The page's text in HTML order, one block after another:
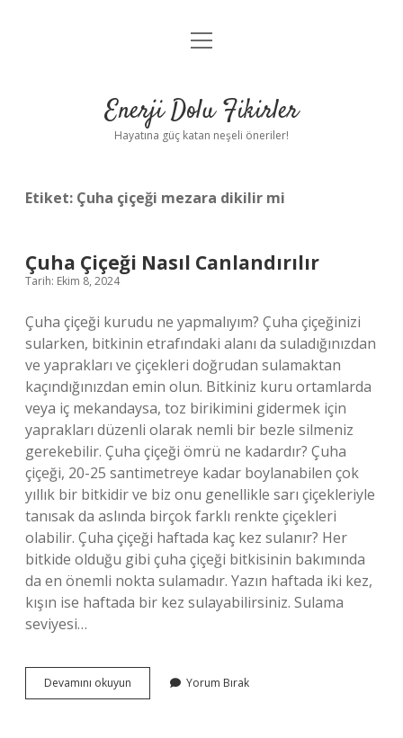
Anasayfa
Yasal Uyarı
menüyü
Enerji Dolu Fikirler
Hayatına güç katan neşeli öneriler!
Etiket: Çuha çiçeği mezara dikilir mi
Çuha Çiçeği Nasıl Canlandırılır
Tarih: Ekim 8, 2024
Çuha çiçeği kurudu ne yapmalıyım? Çuha çiçeğinizi
sularken, bitkinin etrafındaki alanı da suladığınızdan
ve yaprakları ve çiçekleri doğrudan sulamaktan
kaçındığınızdan emin olun. Bitkiniz kuru ortamlarda
veya iç mekandaysa, toz birikimini gidermek için
yaprakları düzenli olarak nemli bir bezle silmeniz
gerekebilir. Çuha çiçeği ömrü ne kadardır? Çuha
çiçeği, 20-25 santimetreye kadar boylanabilen çok
yıllık bir bitkidir ve biz onu genellikle sarı çiçekleriyle
tanısak da aslında birçok farklı renkte çiçekleri
olabilir. Çuha çiçeği haftada kaç kez sulanır? Her
bitkide olduğu gibi çuha çiçeği bitkisinin bakımında
da en önemli nokta sulamadır. Yazın haftada iki kez,
kışın ise haftada bir kez sulayabilirsiniz. Sulama
seviyesi…
Devamını okuyun
Çiçeği
Yorum Bırak